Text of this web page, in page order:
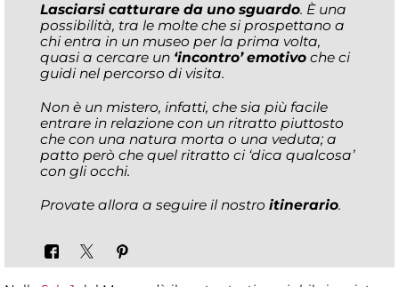
Lasciarsi catturare da uno sguardo. È una
possibilità, tra le molte che si prospettano a
chi entra in un museo per la prima volta,
quasi a cercare un ‘incontro’ emotivo che ci
guidi nel percorso di visita.
Non è un mistero, infatti, che sia più facile
entrare in relazione con un ritratto piuttosto
che con una natura morta o una veduta; a
patto però che quel ritratto ci ‘dica qualcosa’
con gli occhi.
Provate allora a seguire il nostro itinerario.